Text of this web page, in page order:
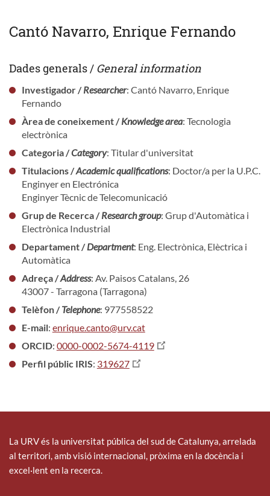
Cantó Navarro, Enrique Fernando
Dades generals / General information
Investigador /Researcher: Cantó Navarro, Enrique
Fernando
Àrea de coneixement /Knowledge area: Tecnologia
electrònica
Categoria /Category: Titular d'universitat
Titulacions /Academic qualifications: Doctor/a per la U.P.C.
Enginyer en Electrónica
Enginyer Tècnic de Telecomunicació
Grup de Recerca /Research group: Grup d'Automàtica i
Electrònica Industrial
Departament /Department: Eng. Electrònica, Elèctrica i
Automàtica
Adreça /Address: Av. Paisos Catalans, 26
43007 - Tarragona (Tarragona)
Telèfon /Telephone: 977558522
E-mail: enrique.canto@urv.cat
ORCID: 0000-0002-5674-4119
Perfil públic IRIS: 319627
La URV és la universitat pública del sud de Catalunya, arrelada
al territori, amb visió internacional, pròxima en la docència i
excel·lent en la recerca.